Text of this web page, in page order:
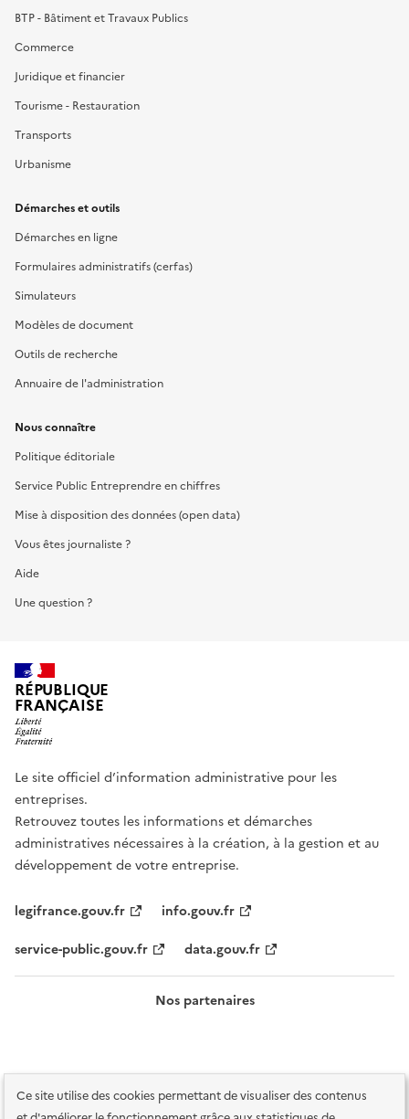
Ce site utilise des cookies permettant de visualiser des contenus
BTP - Bâtiment et Travaux Publics
Commerce
Juridique et financier
Tourisme - Restauration
Transports
Urbanisme
Démarches et outils
Démarches en ligne
Formulaires administratifs (cerfas)
Simulateurs
Modèles de document
Outils de recherche
Annuaire de l'administration
Nous connaître
Politique éditoriale
Service Public Entreprendre en chiffres
Mise à disposition des données (open data)
Vous êtes journaliste ?
Aide
Une question ?
RÉPUBLIQUE
FRANÇAISE
Le site officiel d’information administrative pour les
entreprises.
Retrouvez toutes les informations et démarches
administratives nécessaires à la création, à la gestion et au
développement de votre entreprise.
legifrance.gouv.fr
info.gouv.fr
service-public.gouv.fr
data.gouv.fr
Nos partenaires